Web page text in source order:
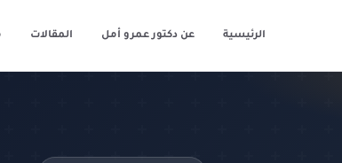
الرئيسية عن دكتور عمرو أمل المقالات